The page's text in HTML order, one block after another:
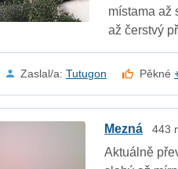
místama až
až čerstvý
Zaslal/a:Tutugon Pěkné
Mezná 443
Aktuálně